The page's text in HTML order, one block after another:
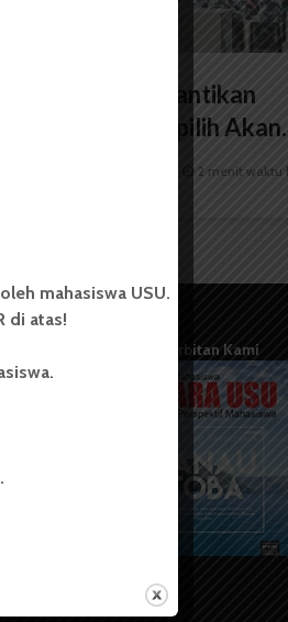
Pemira: Pelantikan
dan DPM Terpilih
2 menit waktu
Terbitan Kami
mahasiswa USU.
di atas!